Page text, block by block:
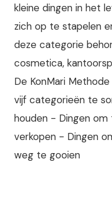
kleine dingen in het
zich op te stapelen
deze categorie
cosmetica,
De KonMari
vijf categorieën te
houden - Dingen
verkopen - Dingen
weg te gooien